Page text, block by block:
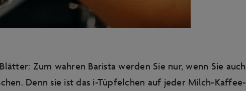
Zum wahren Barista werden Sie nur, wenn Sie auch
Denn sie ist das i-Tüpfelchen auf jeder Milch-Kaffee-